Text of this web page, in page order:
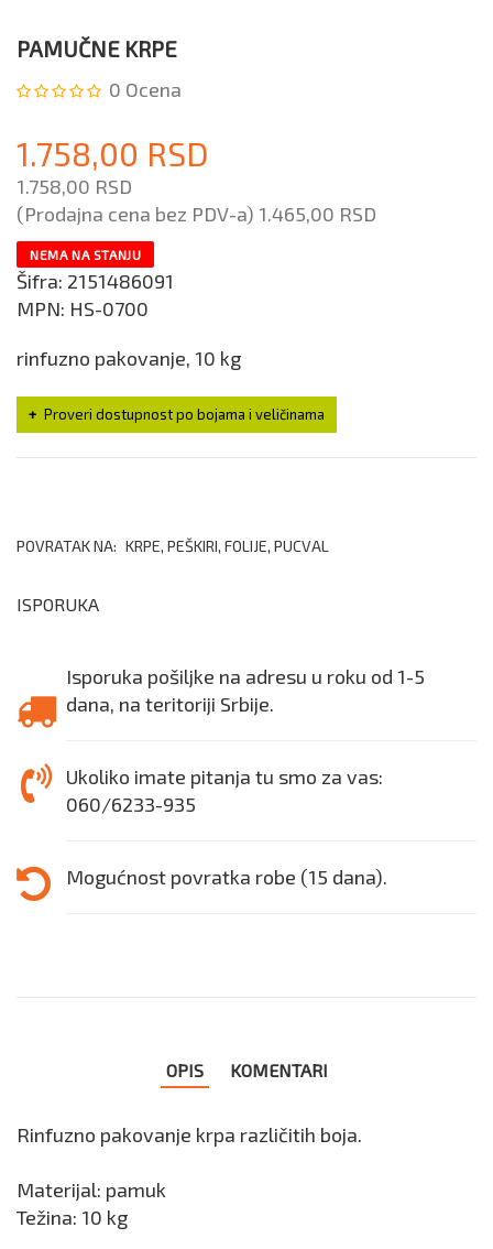
PAMUČNE KRPE
0 Ocena
1.758,00 RSD
1.758,00 RSD
(Prodajna cena bez PDV-a) 1.465,00 RSD
NEMA NA STANJU
Šifra: 2151486091
MPN: HS-0700
rinfuzno pakovanje, 10 kg
Proveri dostupnost po bojama i veličinama
POVRATAK NA: KRPE, PEŠKIRI, FOLIJE, PUCVAL
ISPORUKA
Isporuka pošiljke na adresu u roku od 1-5
dana, na teritoriji Srbije.
Ukoliko imate pitanja tu smo za vas:
060/6233-935
Mogućnost povratka robe (15 dana).
OPIS KOMENTARI
Rinfuzno pakovanje krpa različitih boja.
Materijal: pamuk
Težina: 10 kg